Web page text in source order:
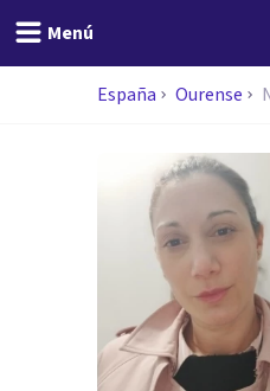
Menú
España Ourense